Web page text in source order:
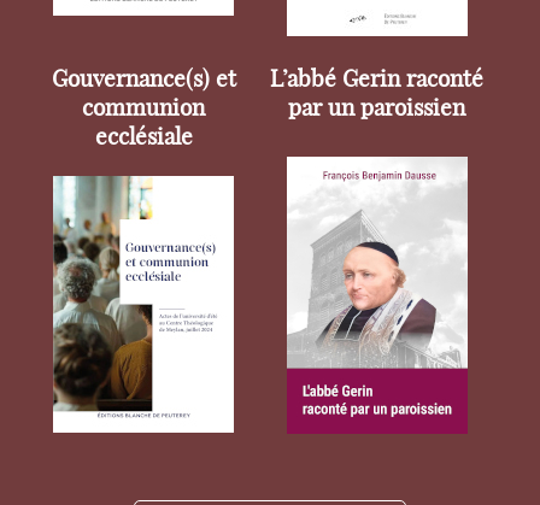
Gouvernance(s) et
communion
ecclésiale
L’abbé Gerin raconté
par un paroissien